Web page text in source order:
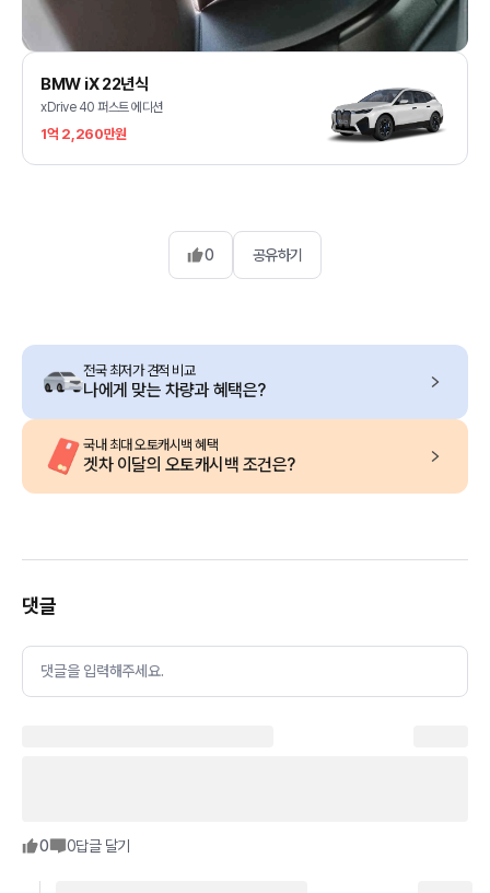
BMW iX 22년식
xDrive 40 퍼스트 에디션
1억 2,260만원
0 공유하기
전국 최저가 견적 비교
나에게 맞는 차량과 혜택은?
국내 최대 오토캐시백 혜택
겟차 이달의 오토캐시백 조건은?
댓글
댓글을 입력해주세요.
0 0답글 달기